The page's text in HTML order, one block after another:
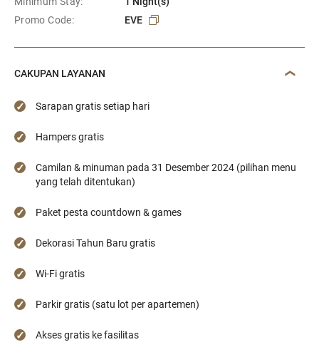
Promo Code:
EVE
CAKUPAN LAYANAN
Sarapan gratis setiap hari
Hampers gratis
Camilan & minuman pada 31 Desember 2024 (pilihan menu
yang telah ditentukan)
Paket pesta countdown & games
Dekorasi Tahun Baru gratis
Wi-Fi gratis
Parkir gratis (satu lot per apartemen)
Akses gratis ke fasilitas